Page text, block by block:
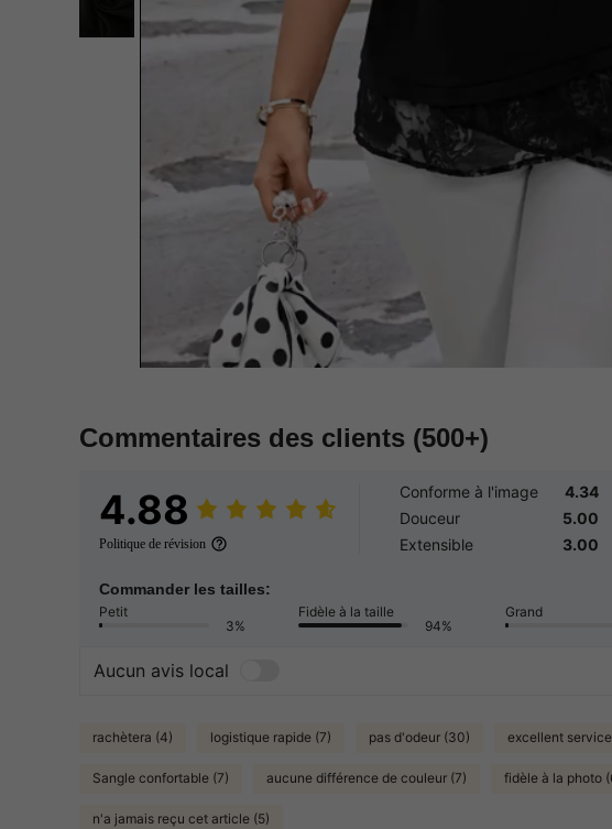
Commentaires des clients (500+)
4.88
Politique de révision
Conforme à l'image
4.34
Douceur
5.00
Extensible
3.00
Commander les tailles:
Petit
3%
Fidèle à la taille
94%
Grand
Aucun avis local
rachètera (4) logistique rapide (7) pas d'odeur (30) excellent
Sangle confortable (7) aucune différence de couleur (7) fidèle à la photo
n'a jamais reçu cet article (5)